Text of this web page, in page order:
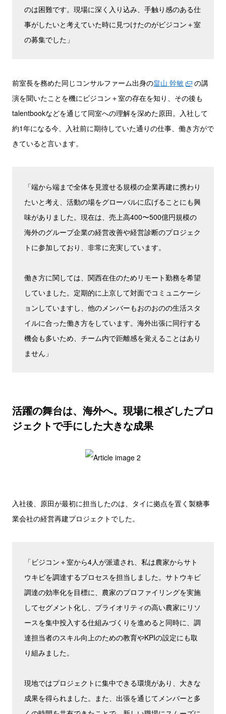
のは困難です。現場に深く入り込み、手触り感のある仕
事がしたいと考えていた時に見つけたのがビジコン＋室
の募集でした」
前室長を務めた同じコンサルファーム出身の畠山 幹敏
の講
演を聞いたことを機にビジコン＋室の存在を知り、その後も
talentbookなどを通じて同室への理解を深めた原田。入社して
約1年になる今、入社前に期待していた通りの仕事、働き方がで
きていると言います。
「端から端まで全体を見渡せる規模の企業再建に携わり
たいと考え、活動の場をグローバルに広げることにも興
味がありました。現在は、売上高400〜500億円規模の
海外のグループ企業の経営改善や経営診断のプロジェク
トに参加しており、非常に充実しています。
働き方に関しては、関西在住のためリモート勤務を希望
していました。定期的に上京して対面でコミュニケーシ
ョンしていますし、他のメンバーもおのおのの生活スタ
イルに合った働き方をしています。海外出張に同行する
機会も多いため、チーム内で距離感を覚えることはあり
ません」
活躍の舞台は、海外へ。現場に根ざしたプロ
ジェクトで手にした大きな成果
入社後、原田が最初に担当したのは、タイに拠点を置く製糖事
業会社の経営再建プロジェクトでした。
「ビジコン＋室から4人が派遣され、私は農家からサト
ウキビを調達するプロセスを担当しました。サトウキビ
調達の効率化を目標に、農家のプロファイリングを実施
してセグメント化し、プライオリティの高い農家にリソ
ースを集中投入する仕組みづくりを進めると同時に、調
達担当者のスキル向上のための教育やKPIの設定にも取
り組みました。
現地ではプロジェクトに集中できる環境があり、大きな
成果を得られました。また、出張を通じてメンバーと多